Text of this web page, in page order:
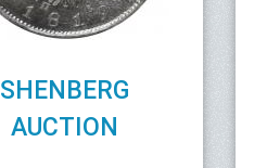
SHENBERG
AUCTION